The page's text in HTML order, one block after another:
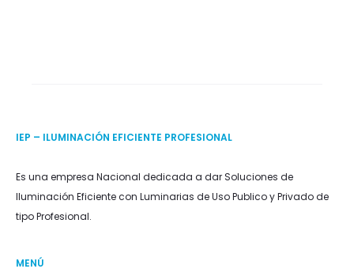
IEP – ILUMINACIÓN EFICIENTE PROFESIONAL
Es una empresa Nacional dedicada a dar Soluciones de
Iluminación Eficiente con Luminarias de Uso Publico y Privado de
tipo Profesional.
MENÚ